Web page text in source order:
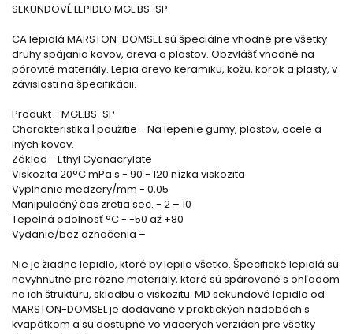
SEKUNDOVÉ LEPIDLO MGL.BS-SP
CA lepidlá MARSTON-DOMSEL sú špeciálne vhodné pre všetky
druhy spájania kovov, dreva a plastov. Obzvlášť vhodné na
pórovité materiály. Lepia drevo keramiku, kožu, korok a plasty, v
závislosti na špecifikácii.
Produkt - MGL.BS-SP
Charakteristika | použitie - Na lepenie gumy, plastov, ocele a
iných kovov.
Základ - Ethyl Cyanacrylate
Viskozita 20°C mPa.s - 90 - 120 nízka viskozita
Vyplnenie medzery/mm - 0,05
Manipulačný čas zretia sec. - 2 – 10
Tepelná odolnosť °C - -50 až +80
Vydanie/bez označenia –
Nie je žiadne lepidlo, ktoré by lepilo všetko. Špecifické lepidlá sú
nevyhnutné pre rôzne materiály, ktoré sú spárované s ohľadom
na ich štruktúru, skladbu a viskozitu. MD sekundové lepidlo od
MARSTON-DOMSEL je dodávané v praktických nádobách s
kvapátkom a sú dostupné vo viacerých verziách pre všetky